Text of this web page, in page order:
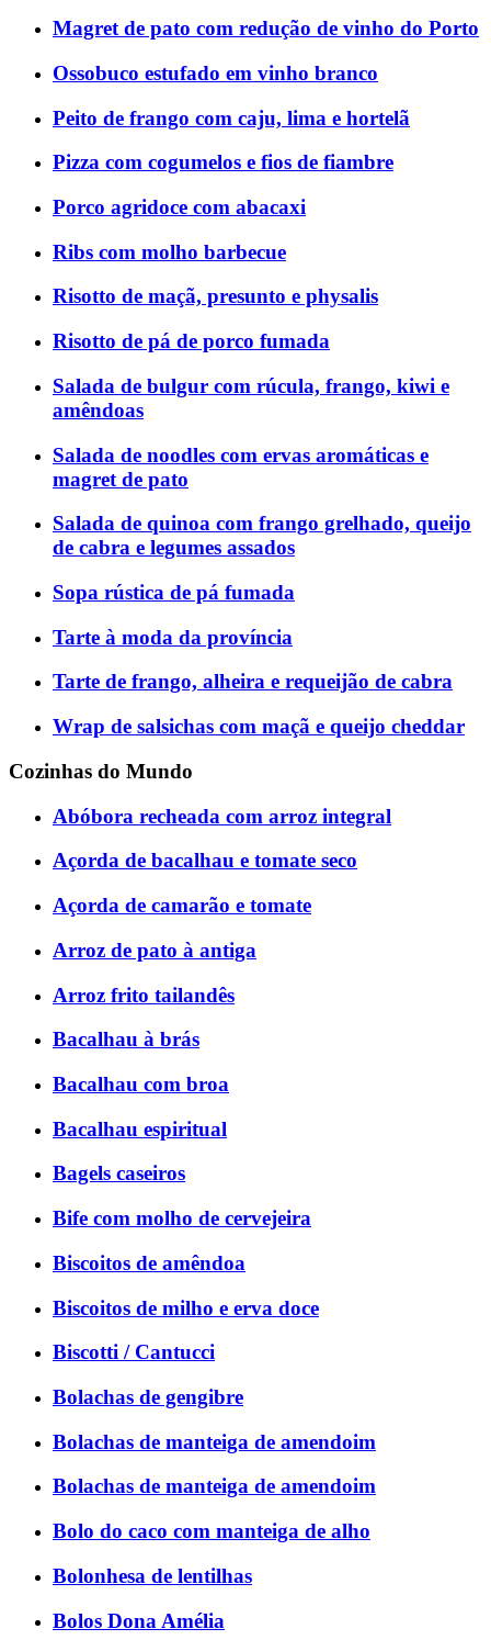
Magret de pato com redução de vinho do Porto
Ossobuco estufado em vinho branco
Peito de frango com caju, lima e hortelã
Pizza com cogumelos e fios de fiambre
Porco agridoce com abacaxi
Ribs com molho barbecue
Risotto de maçã, presunto e physalis
Risotto de pá de porco fumada
Salada de bulgur com rúcula, frango, kiwi e
amêndoas
Salada de noodles com ervas aromáticas e
magret de pato
Salada de quinoa com frango grelhado, queijo
de cabra e legumes assados
Sopa rústica de pá fumada
Tarte à moda da província
Tarte de frango, alheira e requeijão de cabra
Wrap de salsichas com maçã e queijo cheddar
Cozinhas do Mundo
Abóbora recheada com arroz integral
Açorda de bacalhau e tomate seco
Açorda de camarão e tomate
Arroz de pato à antiga
Arroz frito tailandês
Bacalhau à brás
Bacalhau com broa
Bacalhau espiritual
Bagels caseiros
Bife com molho de cervejeira
Biscoitos de amêndoa
Biscoitos de milho e erva doce
Biscotti / Cantucci
Bolachas de gengibre
Bolachas de manteiga de amendoim
Bolachas de manteiga de amendoim
Bolo do caco com manteiga de alho
Bolonhesa de lentilhas
Bolos Dona Amélia